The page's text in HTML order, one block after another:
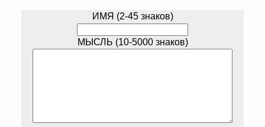
ИМЯ (2-45 знаков)
МЫСЛЬ (10-5000 знаков)